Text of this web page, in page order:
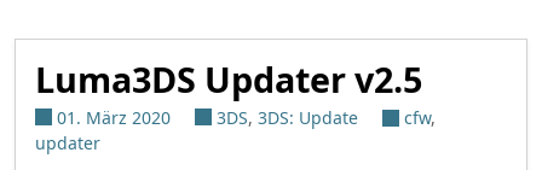
Luma3DS Updater v2.5
01. März 2020 3DS, 3DS: Update cfw,
updater